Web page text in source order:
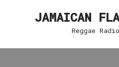
JAMAICAN
Reggae Radio